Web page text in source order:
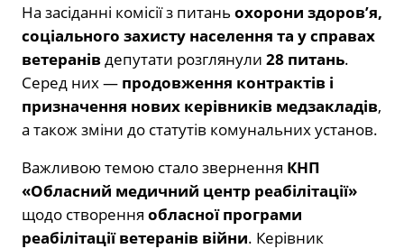
На засіданні комісії з питань охорони здоров’я,
соціального захисту населення та у справах
ветеранівдепутати розглянули 28 питань.
Серед них — продовження контрактів і
призначення нових керівників медзакладів,
а також зміни до статутів комунальних установ.
Важливою темою стало звернення КНП
«Обласний медичний центр реабілітації»
щодо створення обласної програми
реабілітації ветеранів війни. Керівник